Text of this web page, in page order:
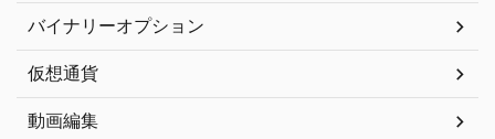
バイナリーオプション
仮想通貨
動画編集